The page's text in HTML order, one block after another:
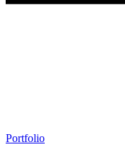
Portfolio